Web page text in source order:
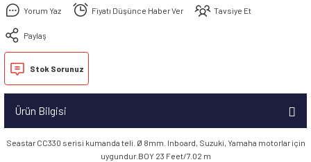
Yorum Yaz Fiyatı Düşünce Haber Ver Tavsiye Et
Paylaş
Stok Sorunuz
Ürün Bilgisi
Seastar CC330 serisi kumanda teli. Ø 8mm. Inboard, Suzuki, Yamaha motorlar için
uygundur.BOY 23 Feet/7.02 m